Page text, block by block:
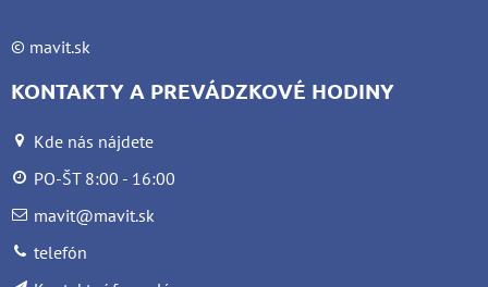
© mavit.sk
KONTAKTY A PREVÁDZKOVÉ HODINY
Kde nás nájdete
PO-ŠT 8:00 - 16:00
mavit@mavit.sk
telefón